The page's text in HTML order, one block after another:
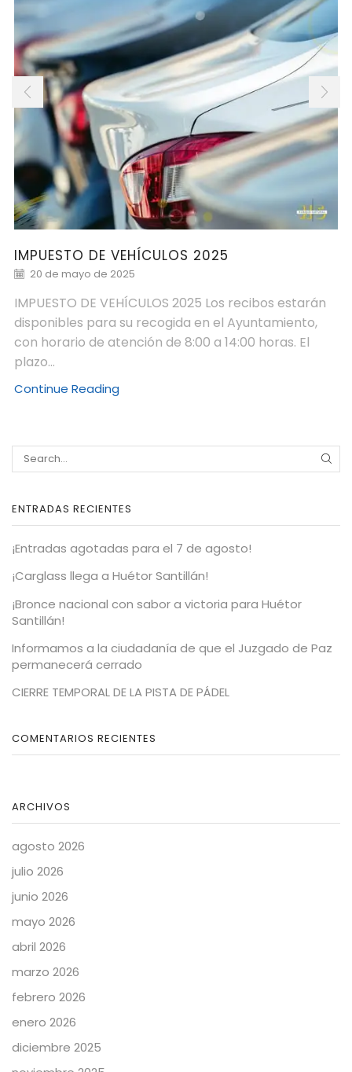
IMPUESTO DE VEHÍCULOS 2025
20 de mayo de 2025
IMPUESTO DE VEHÍCULOS 2025 Los recibos estarán
disponibles para su recogida en el Ayuntamiento,
con horario de atención de 8:00 a 14:00 horas. El
plazo...
Continue Reading
ENTRADAS RECIENTES
¡Entradas agotadas para el 7 de agosto!
¡Carglass llega a Huétor Santillán!
¡Bronce nacional con sabor a victoria para Huétor
Santillán!
Informamos a la ciudadanía de que el Juzgado de Paz
permanecerá cerrado
CIERRE TEMPORAL DE LA PISTA DE PÁDEL
COMENTARIOS RECIENTES
ARCHIVOS
agosto 2026
julio 2026
junio 2026
mayo 2026
abril 2026
marzo 2026
febrero 2026
enero 2026
diciembre 2025